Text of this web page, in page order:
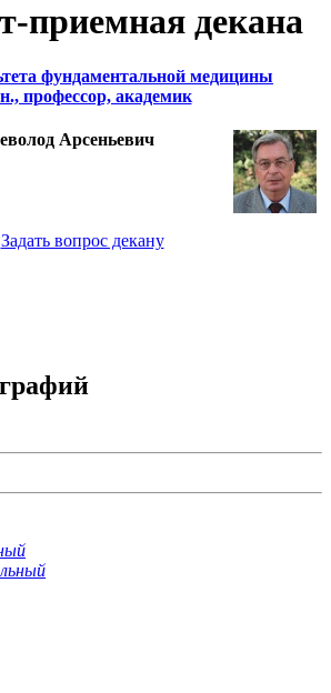
приемная декана
фундаментальной медицины
профессор, академик
Арсеньевич
Задать вопрос декану